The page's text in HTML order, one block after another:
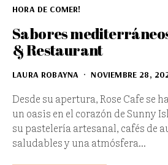
HORA DE COMER!
Sabores
& Restaurant
LAURA ROBAYNA NOVIEMBRE 28,
Desde su apertura, Rose Cafe se
un oasis en el corazón de Sunny
su pastelería artesanal, cafés de
saludables y una atmósfera…